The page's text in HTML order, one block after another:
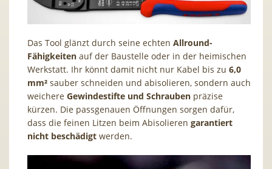
Das Tool glänzt durch seine echten Allround-
Fähigkeiten auf der Baustelle oder in der heimischen
Werkstatt. Ihr könnt damit nicht nur Kabel bis zu 6,0
mm² sauber schneiden und abisolieren, sondern auch
weichere Gewindestifte und Schrauben präzise
kürzen. Die passgenauen Öffnungen sorgen dafür,
dass die feinen Litzen beim Abisolieren garantiert
nicht beschädigt werden.